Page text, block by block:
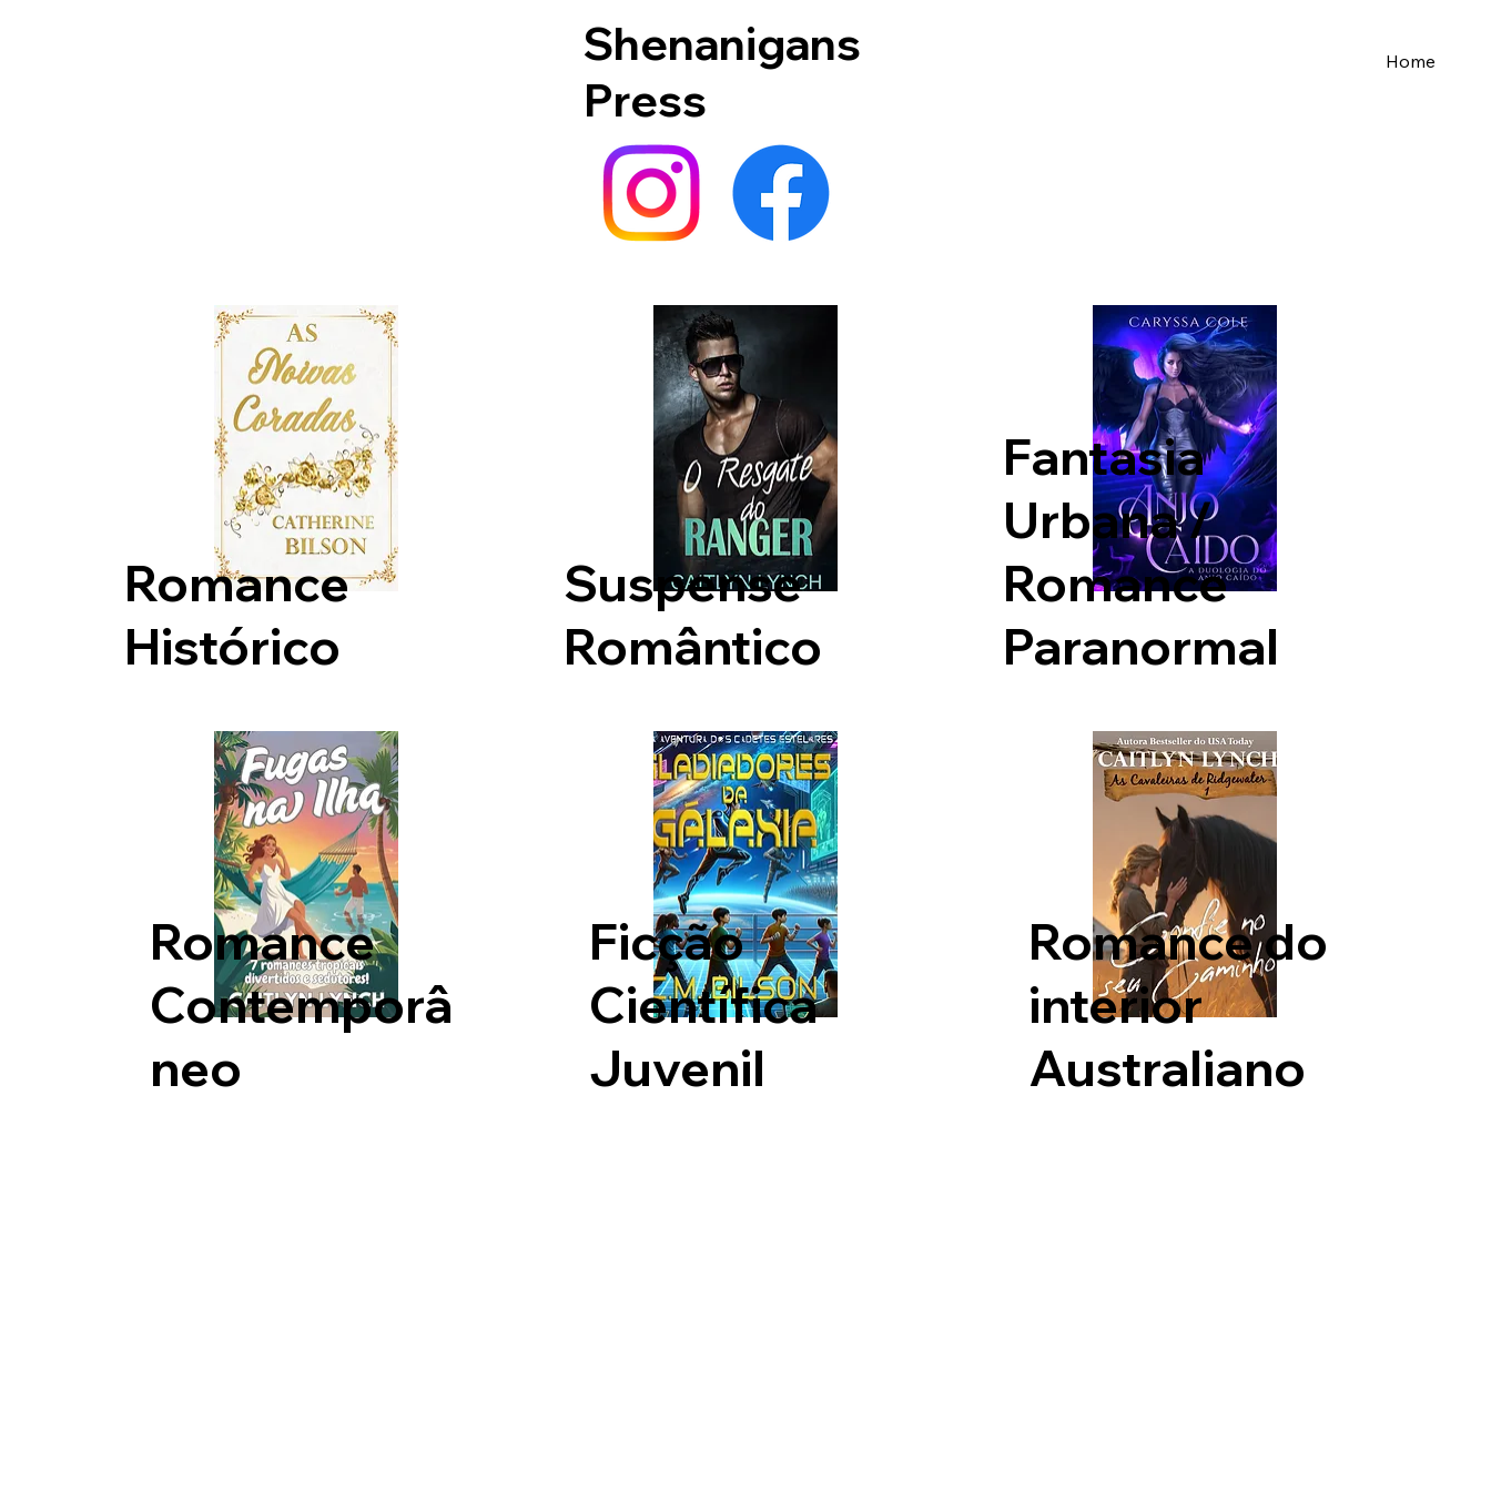
Shenanigans
Press
Home
Romance
Histórico
Suspense
Romântico
Fantasia
Urbana /
Romance
Paranormal
Romance
Contemporâ
neo
Ficção
Científica
Juvenil
Romance do
interior
Australiano